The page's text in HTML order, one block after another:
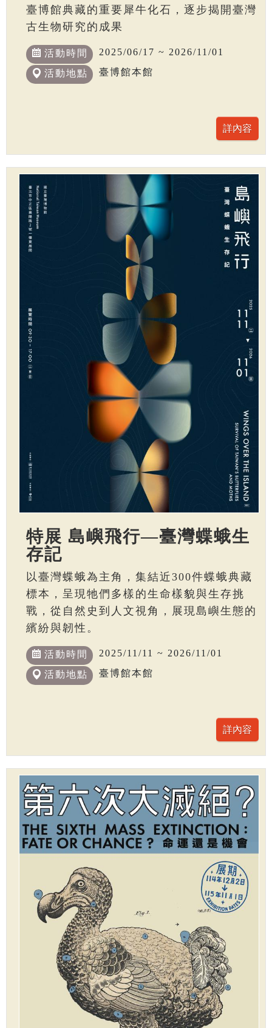
臺博館典藏的重要犀牛化石，逐步揭開臺灣
古生物研究的成果
活動時間 2025/06/17 ~ 2026/11/01
活動地點 臺博館本館
特展 島嶼飛行—臺灣蝶蛾生
存記
以臺灣蝶蛾為主角，集結近300件蝶蛾典藏
標本，呈現牠們多樣的生命樣貌與生存挑
戰，從自然史到人文視角，展現島嶼生態的
繽紛與韌性。
活動時間 2025/11/11 ~ 2026/11/01
活動地點 臺博館本館